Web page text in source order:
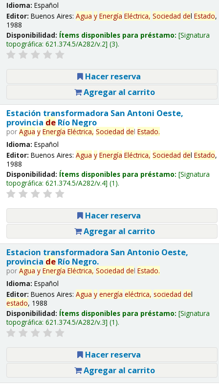
Idioma: Español
Editor: Buenos Aires: Agua y Energía Eléctrica, Sociedad del Estado,
1988
Disponibilidad: Ítems disponibles para préstamo: Signatura
topográfica: 621.374.5/A282/v.2 (3).
Hacer reserva
Agregar al carrito
Estación transformadora San Antoni Oeste,
provincia deRío Negro
por Agua y Energía Eléctrica, Sociedad del Estado.
Idioma: Español
Editor: Buenos Aires: Agua y Energía Eléctrica, Sociedad del Estado,
1988
Disponibilidad: Ítems disponibles para préstamo: Signatura
topográfica: 621.374.5/A282/v.4 (1).
Hacer reserva
Agregar al carrito
Estacion transformadora San Antonio Oeste,
provincia deRío Negro.
por Agua y Energía Eléctrica, Sociedad del Estado.
Idioma: Español
Editor: Buenos Aires: Agua y energía eléctrica, sociedad del
estado, 1988
Disponibilidad: Ítems disponibles para préstamo: Signatura
topográfica: 621.374.5/A282/v.3 (1).
Hacer reserva
Agregar al carrito